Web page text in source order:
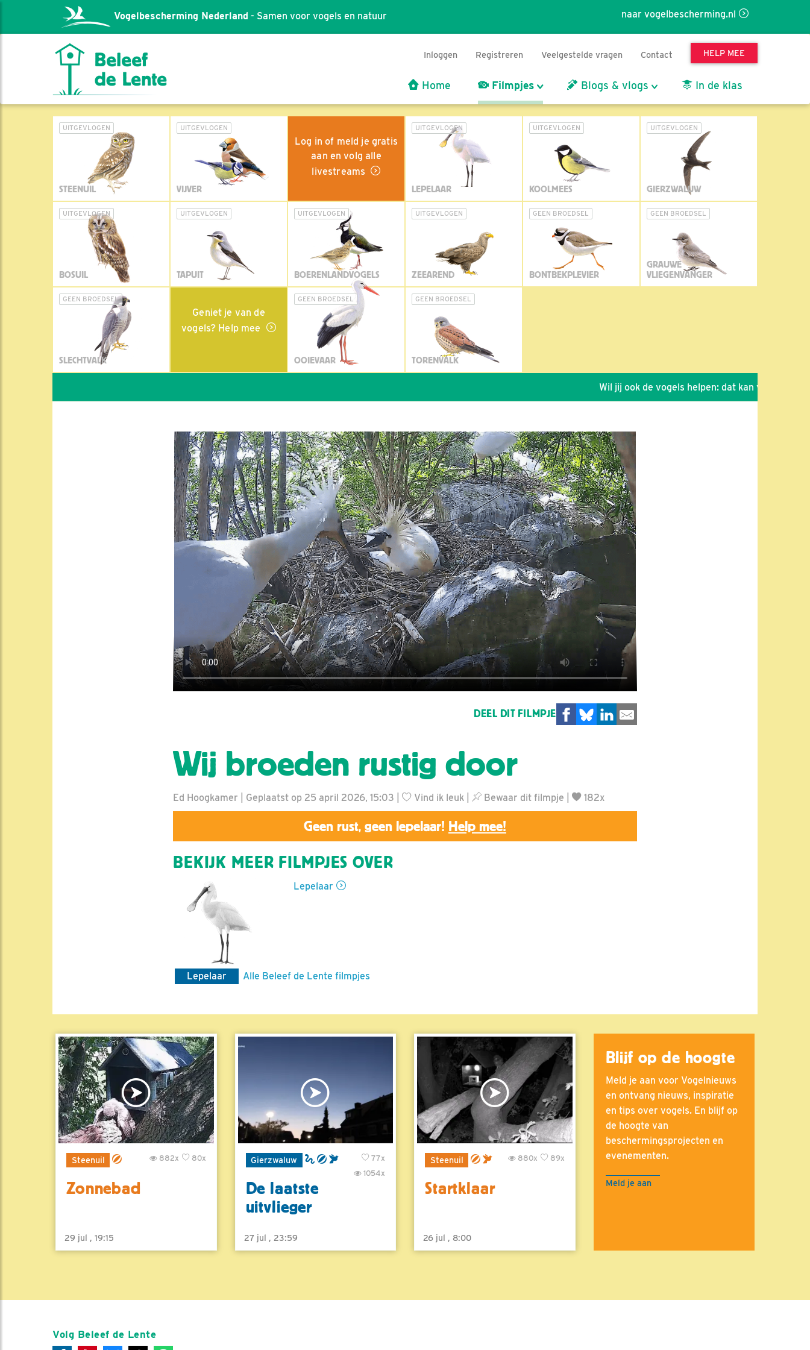
naar vogelbescherming.nl
Vogelbescherming Nederland - Samen voor vogels en natuur
Inloggen Registreren Veelgestelde vragen Contact HELP MEE
Home Filmpjes Blogs & vlogs In de klas
UITGEVLOGEN
STEENUIL
UITGEVLOGEN
VIJVER
Log in of meld je gratis
aan en volg alle
livestreams
UITGEVLOGEN
LEPELAAR
UITGEVLOGEN
KOOLMEES
UITGEVLOGEN
GIERZWALUW
UITGEVLOGEN
BOSUIL
UITGEVLOGEN
TAPUIT
UITGEVLOGEN
BOERENLANDVOGELS
UITGEVLOGEN
ZEEAREND
GEEN BROEDSEL
BONTBEKPLEVIER
GEEN BROEDSEL
GRAUWE
VLIEGENVANGER
GEEN BROEDSEL
SLECHTVALK
Geniet je van de
vogels? Help mee
GEEN BROEDSEL
OOIEVAAR
GEEN BROEDSEL
TORENVALK
Wil jij ook de vogels helpen: dat kan via de link!
DEEL DIT FILMPJE
Wij broeden rustig door
Ed Hoogkamer | Geplaatst op 25 april 2026, 15:03 | Vind ik leuk Bewaar dit filmpje 182x
Geen rust, geen lepelaar! Help mee!
BEKIJK MEER FILMPJES OVER
Lepelaar
Lepelaar Alle Beleef de Lente filmpjes
Steenuil 80x
882x
Zonnebad
29 jul , 19:15
Gierzwaluw
77x
1054x
De laatste
uitvlieger
27 jul , 23:59
Steenuil 89x
880x
Startklaar
26 jul , 8:00
Blijf op de hoogte
Meld je aan voor Vogelnieuws
en ontvang nieuws, inspiratie
en tips over vogels. En blijf op
de hoogte van
beschermingsprojecten en
evenementen.
Meld je aan
Volg Beleef de Lente